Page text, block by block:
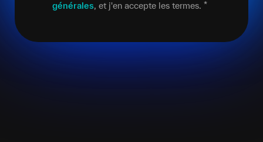
générales, et j'en accepte les termes. *